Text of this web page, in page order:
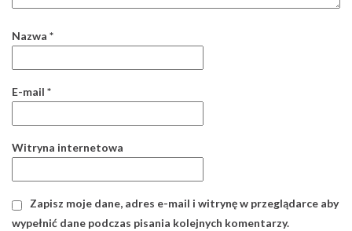
Nazwa *
E-mail *
Witryna internetowa
Zapisz moje dane, adres e-mail i witrynę w przeglądarce aby
wypełnić dane podczas pisania kolejnych komentarzy.